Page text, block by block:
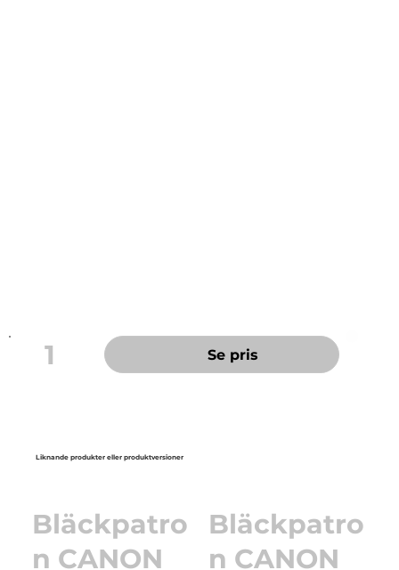
1 Se pris
Liknande produkter eller produktversioner
Bläckpatro
n CANON
Bläckpatro
n CANON